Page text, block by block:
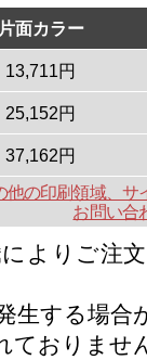
片面カラー
13,711円
25,152円
37,162円
他の印刷領域、サ
お問い合
よりご注
生する場合
ておりませ